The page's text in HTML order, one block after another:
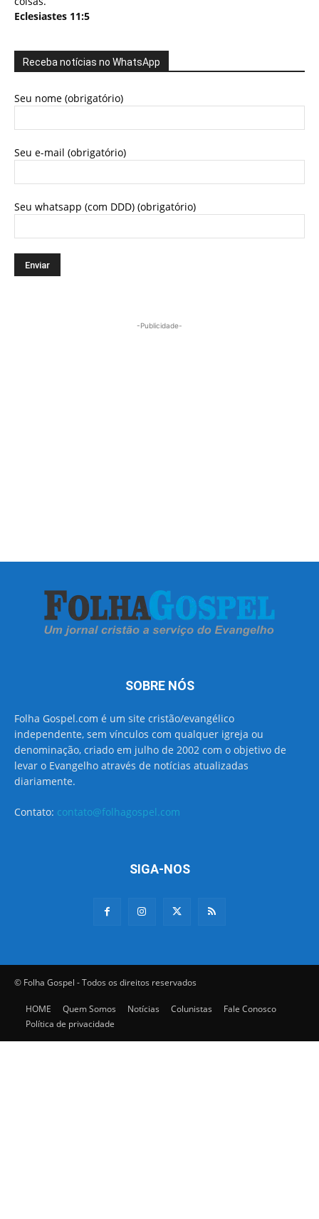
Eclesiastes 11:5
Receba notícias no WhatsApp
Seu nome (obrigatório)
Seu e-mail (obrigatório)
Seu whatsapp (com DDD) (obrigatório)
-Publicidade-
SOBRE NÓS
Folha Gospel.com é um site cristão/evangélico
independente, sem vínculos com qualquer igreja ou
denominação, criado em julho de 2002 com o objetivo de
levar o Evangelho através de notícias atualizadas
diariamente.
Contato: contato@folhagospel.com
SIGA-NOS
© Folha Gospel - Todos os direitos reservados
HOME Quem Somos Notícias Colunistas
Fale Conosco
Política de privacidade